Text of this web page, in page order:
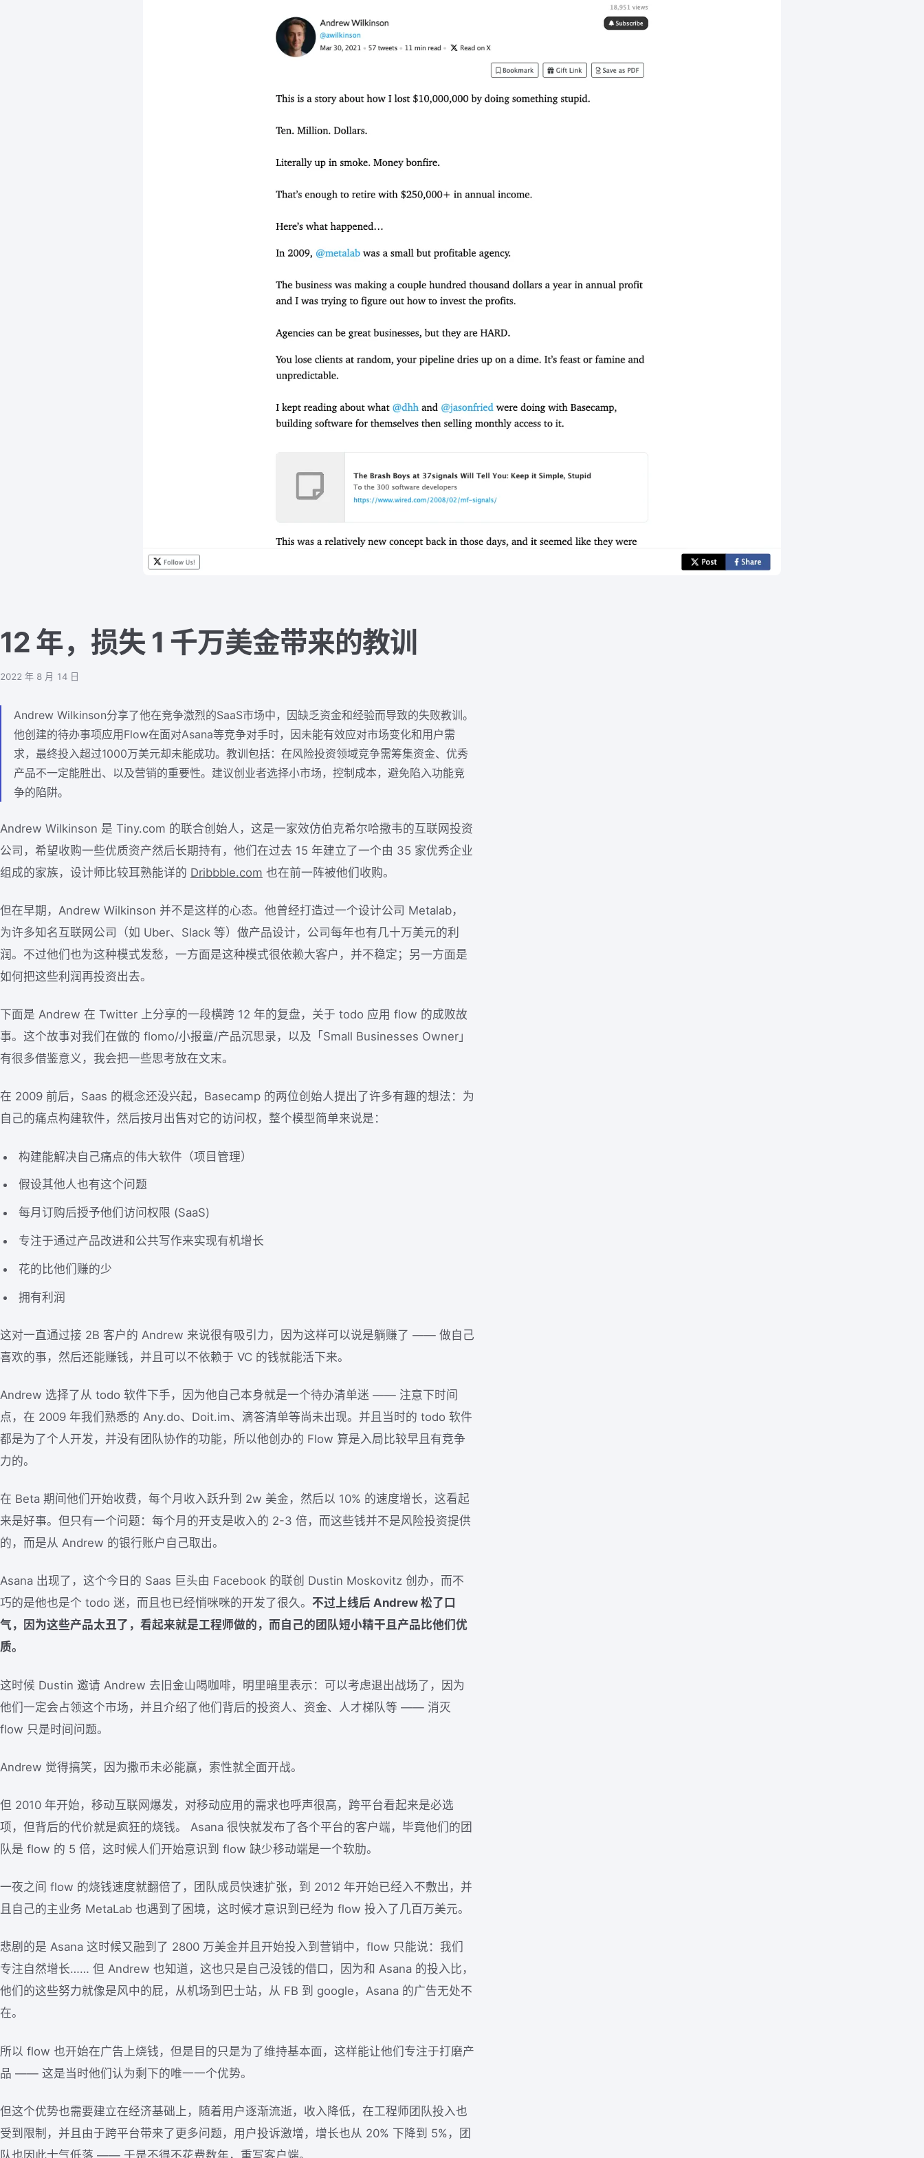
12 年，损失 1 千万美金带来的教训
2022 年 8 月 14 日
Andrew Wilkinson分享了他在竞争激烈的SaaS市场中，因缺乏资金和经验而导致的失败教训。
他创建的待办事项应用Flow在面对Asana等竞争对手时，因未能有效应对市场变化和用户需
求，最终投入超过1000万美元却未能成功。教训包括：在风险投资领域竞争需筹集资金、优秀
产品不一定能胜出、以及营销的重要性。建议创业者选择小市场，控制成本，避免陷入功能竞
争的陷阱。
Andrew Wilkinson 是 Tiny.com 的联合创始人，这是一家效仿伯克希尔哈撒韦的互联网投资
公司，希望收购一些优质资产然后长期持有，他们在过去 15 年建立了一个由 35 家优秀企业
组成的家族，设计师比较耳熟能详的 Dribbble.com 也在前一阵被他们收购。
但在早期，Andrew Wilkinson 并不是这样的心态。他曾经打造过一个设计公司 Metalab，
为许多知名互联网公司（如 Uber、Slack 等）做产品设计，公司每年也有几十万美元的利
润。不过他们也为这种模式发愁，一方面是这种模式很依赖大客户，并不稳定；另一方面是
如何把这些利润再投资出去。
下面是 Andrew 在 Twitter 上分享的一段横跨 12 年的复盘，关于 todo 应用 flow 的成败故
事。这个故事对我们在做的 flomo/小报童/产品沉思录，以及「Small Businesses Owner」
有很多借鉴意义，我会把一些思考放在文末。
在 2009 前后，Saas 的概念还没兴起，Basecamp 的两位创始人提出了许多有趣的想法：为
自己的痛点构建软件，然后按月出售对它的访问权，整个模型简单来说是：
构建能解决自己痛点的伟大软件（项目管理）
假设其他人也有这个问题
每月订购后授予他们访问权限 (SaaS)
专注于通过产品改进和公共写作来实现有机增长
花的比他们赚的少
拥有利润
这对一直通过接 2B 客户的 Andrew 来说很有吸引力，因为这样可以说是躺赚了 —— 做自己
喜欢的事，然后还能赚钱，并且可以不依赖于 VC 的钱就能活下来。
Andrew 选择了从 todo 软件下手，因为他自己本身就是一个待办清单迷 —— 注意下时间
点，在 2009 年我们熟悉的 Any.do、Doit.im、滴答清单等尚未出现。并且当时的 todo 软件
都是为了个人开发，并没有团队协作的功能，所以他创办的 Flow 算是入局比较早且有竞争
力的。
在 Beta 期间他们开始收费，每个月收入跃升到 2w 美金，然后以 10% 的速度增长，这看起
来是好事。但只有一个问题：每个月的开支是收入的 2-3 倍，而这些钱并不是风险投资提供
的，而是从 Andrew 的银行账户自己取出。
Asana 出现了，这个今日的 Saas 巨头由 Facebook 的联创 Dustin Moskovitz 创办，而不
巧的是他也是个 todo 迷，而且也已经悄咪咪的开发了很久。 不过上线后 Andrew 松了口
气，因为这些产品太丑了，看起来就是工程师做的，而自己的团队短小精干且产品比他们优
质。
这时候 Dustin 邀请 Andrew 去旧金山喝咖啡，明里暗里表示：可以考虑退出战场了，因为
他们一定会占领这个市场，并且介绍了他们背后的投资人、资金、人才梯队等 —— 消灭
flow 只是时间问题。
Andrew 觉得搞笑，因为撒币未必能赢，索性就全面开战。
但 2010 年开始，移动互联网爆发，对移动应用的需求也呼声很高，跨平台看起来是必选
项，但背后的代价就是疯狂的烧钱。 Asana 很快就发布了各个平台的客户端，毕竟他们的团
队是 flow 的 5 倍，这时候人们开始意识到 flow 缺少移动端是一个软肋。
一夜之间 flow 的烧钱速度就翻倍了，团队成员快速扩张，到 2012 年开始已经入不敷出，并
且自己的主业务 MetaLab 也遇到了困境，这时候才意识到已经为 flow 投入了几百万美元。
悲剧的是 Asana 这时候又融到了 2800 万美金并且开始投入到营销中，flow 只能说：我们
专注自然增长…… 但 Andrew 也知道，这也只是自己没钱的借口，因为和 Asana 的投入比，
他们的这些努力就像是风中的屁，从机场到巴士站，从 FB 到 google，Asana 的广告无处不
在。
所以 flow 也开始在广告上烧钱，但是目的只是为了维持基本面，这样能让他们专注于打磨产
品 —— 这是当时他们认为剩下的唯一一个优势。
但这个优势也需要建立在经济基础上，随着用户逐渐流逝，收入降低，在工程师团队投入也
受到限制，并且由于跨平台带来了更多问题，用户投诉激增，增长也从 20% 下降到 5%，团
队也因此士气低落 —— 于是不得不花费数年，重写客户端。